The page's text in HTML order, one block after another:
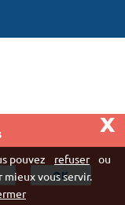
x
pouvez refuser
ou
vous servir.